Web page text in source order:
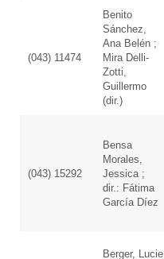
(043) 11474
Benito
Sánchez,
Ana Belén ;
Mira Delli-
Zotti,
Guillermo
(dir.)
(043) 15292
Bensa
Morales,
Jessica ;
dir.: Fátima
García Díez
Berger, Lucie